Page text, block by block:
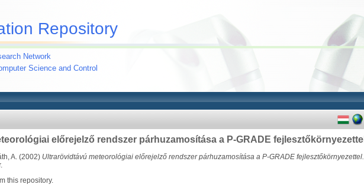
Repository
Network
Science and Control
előrejelző rendszer párhuzamosítása a P-GRADE fejlesztőkörnyezettel
A. (2002) Ultrarövidtávú meteorológiai előrejelző rendszer párhuzamosítása a P-GRADE fejlesztőkörnyezettel.
this repository.